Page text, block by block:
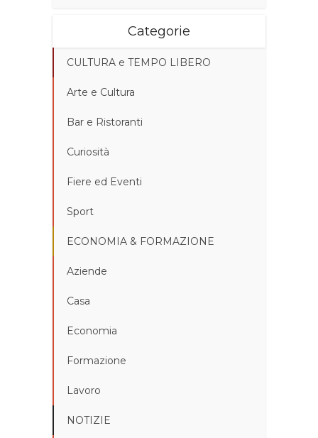
Categorie
CULTURA e TEMPO LIBERO
Arte e Cultura
Bar e Ristoranti
Curiosità
Fiere ed Eventi
Sport
ECONOMIA & FORMAZIONE
Aziende
Casa
Economia
Formazione
Lavoro
NOTIZIE